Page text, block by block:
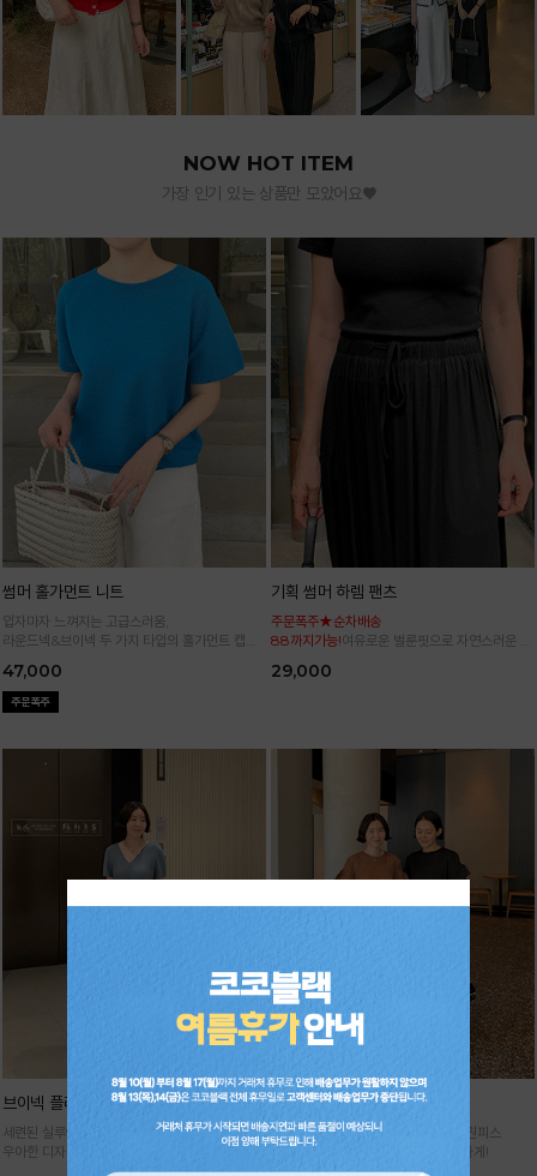
NOW HOT ITEM
가장 인기 있는 상품만 모았어요♥
썸머 홀가먼트 니트
입자마자 느껴지는 고급스러움,
라운드넥&브이넥 두 가지 타입의 홀가먼트 캡니
47,000
기획 썸머 하렘 팬츠
주문폭주★순차배송
88까지가능!여유로운 벌룬핏으로 자연스러운 체
29,000
브이넥 플리츠 원피스
세련된 실루엣이 돋보이는 플리츠 원피스
우아한 디자인에 시원한 소재감으로 굿!
날개 플리츠 원피스
세련된 실루엣으로 멋스러운 플리츠 원피스
고급스러운 아웃핏으로 여름을 우아하게!